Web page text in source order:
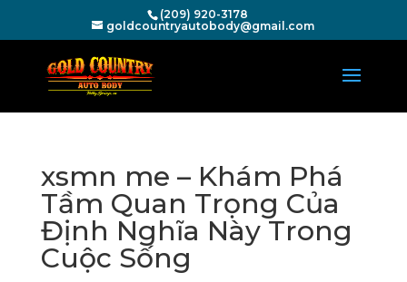
(209) 920-3178
goldcountryautobody@gmail.com
xsmn me – Khám Phá
Tầm Quan Trọng Của
Định Nghĩa Này Trong
Cuộc Sống